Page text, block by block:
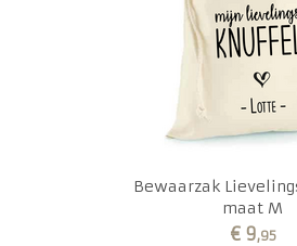
Bewaarzak
maat M
€ 9,95